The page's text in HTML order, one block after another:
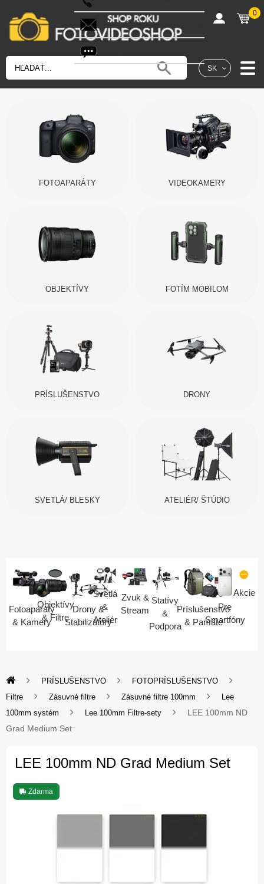
SK
shop@fotovideoshop.sk
0
FOTOAPARÁTY VIDEOKAMERY
OBJEKTÍVY FOTÍM MOBILOM
PRÍSLUŠENSTVO DRONY
SVETLÁ/ BLESKY ATELIÉR/ ŠTÚDIO
Fotoaparáty
& Kamery
Objektívy
& Filtre
Drony &
Stabilizátory
Svetlá
&
Ateliér
Zvuk &
Stream
Statívy
&
Podpora
Príslušenstvo
& Pamäte
Pre
Smartfóny
Akcie
PRÍSLUŠENSTVO
FOTOPRÍSLUŠENSTVO
Filtre
Zásuvné filtre Zásuvné filtre 100mm
Lee
100mm systém
Lee 100mm Filtre-sety
LEE 100mm ND
Grad Medium Set
LEE 100mm ND Grad Medium Set
Zdarma